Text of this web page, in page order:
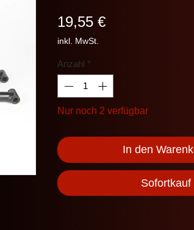
19,55 €Preis
inkl. MwSt.
Anzahl *
Nur noch 2 verfügbar
In den
Sofortkauf